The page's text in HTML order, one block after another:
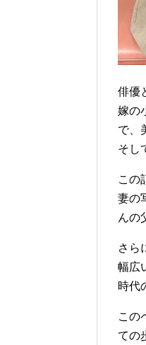
俳優
嫁の
で、
そし
この
妻の
んの
さら
幅広
時代
この
ての